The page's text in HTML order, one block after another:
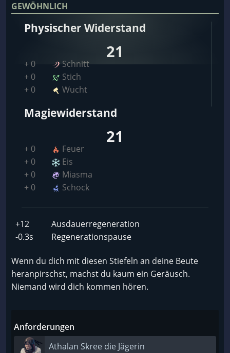
GEWÖHNLICH
Physischer Widerstand
21
+ 0
Schnitt
+ 0
Stich
+ 0
Wucht
Magiewiderstand
21
+ 0
Feuer
+ 0
Eis
+ 0
Miasma
+ 0
Schock
+12
Ausdauerregeneration
-0.3s
Regenerationspause
Wenn du dich mit diesen Stiefeln an deine Beute
heranpirschst, machst du kaum ein Geräusch.
Niemand wird dich kommen hören.
Anforderungen
Athalan Skree die Jägerin